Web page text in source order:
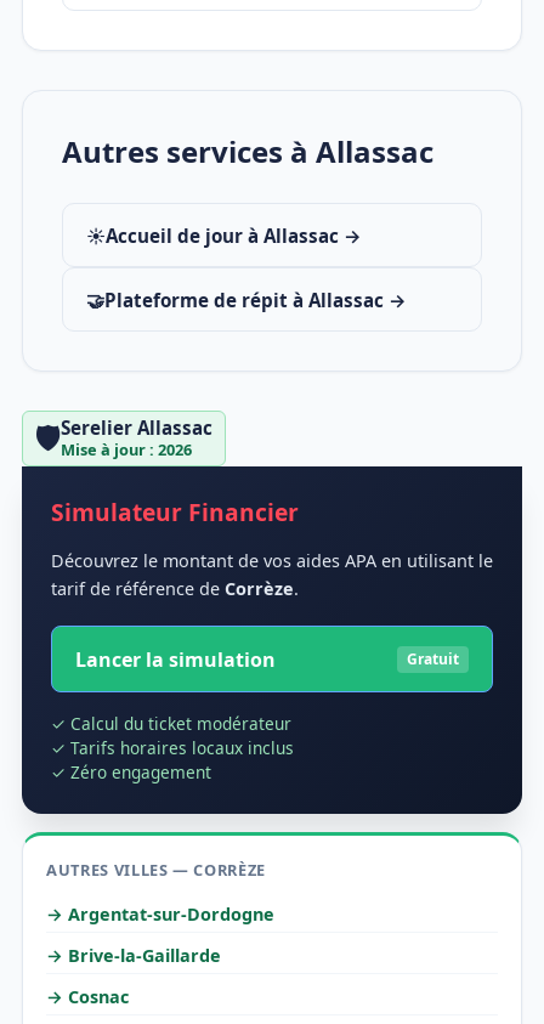
Autres services à Allassac
☀️Accueil de jour à Allassac →
🤝Plateforme de répit à Allassac →
🛡️Serelier Allassac
Mise à jour : 2026
Simulateur Financier
Découvrez le montant de vos aides APA en utilisant le
tarif de référence de Corrèze.
Lancer la simulation Gratuit
✓ Calcul du ticket modérateur
✓ Tarifs horaires locaux inclus
✓ Zéro engagement
AUTRES VILLES — CORRÈZE
→ Argentat-sur-Dordogne
→ Brive-la-Gaillarde
→ Cosnac